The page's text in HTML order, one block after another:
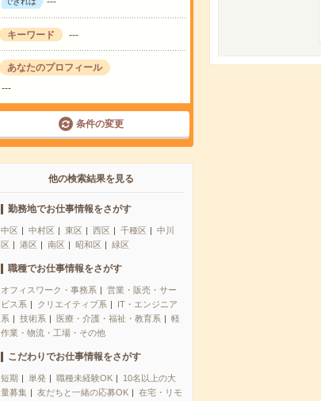
キーワード ---
あなたのプロフィール
---
条件の変更
他の検索結果を見る
勤務地でお仕事情報をさがす
中区 中村区 東区 西区 千種区
中川
区
港区 南区 昭和区 緑区
職種でお仕事情報をさがす
オフィスワーク・事務系
営業・販売・サー
ビス系
クリエイティブ系
IT・エンジニア
系
技術系 医療・介護・福祉・教育系
軽
作業・物流・工場・その他
こだわりでお仕事情報をさがす
短期 単発 職種未経験OK
10名以上の大
量募集
友だちと一緒の応募OK
在宅・リモ